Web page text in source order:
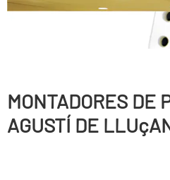
MONTADORES DE
AGUSTÍ DE